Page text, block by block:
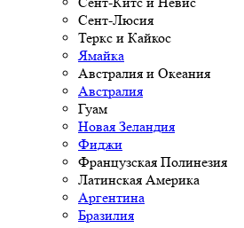
Сент-Люсия
Теркс и Кайкос
Ямайка
Австралия и Океания
Австралия
Гуам
Новая Зеландия
Фиджи
Французская Полинезия
Латинская Америка
Аргентина
Бразилия